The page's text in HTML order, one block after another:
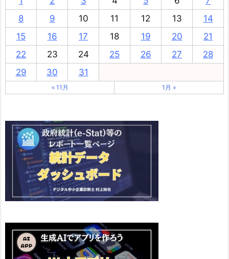
8
9 10 11 12 13
14
15
16 17 18 19 20
21
22
23 24 25 26 27
28
29
30 31
« 11月 1月 »